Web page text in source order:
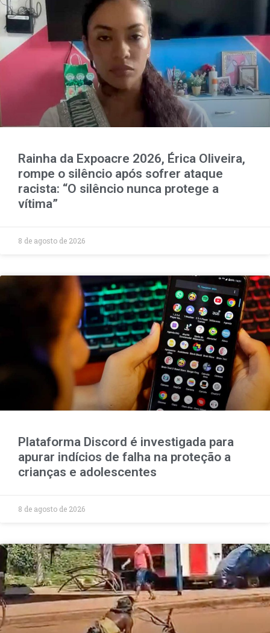
Rainha da Expoacre 2026, Érica Oliveira,
rompe o silêncio após sofrer ataque
racista: “O silêncio nunca protege a
vítima”
8 de agosto de 2026
Plataforma Discord é investigada para
apurar indícios de falha na proteção a
crianças e adolescentes
8 de agosto de 2026